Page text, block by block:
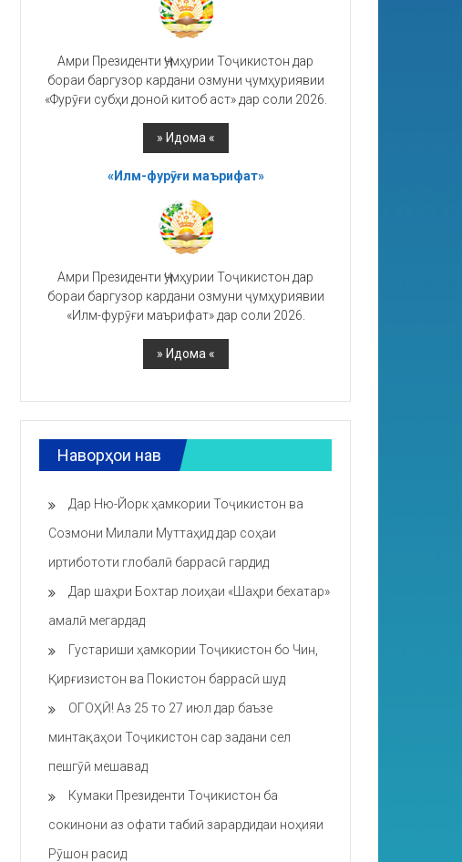
Амри Президенти Ҷумҳурии Тоҷикистон дар
бораи баргузор кардани озмуни ҷумҳуриявии
«Фурӯғи субҳи доноӣ китоб аст» дар соли 2026.
«Илм-фурӯғи маърифат»
Амри Президенти Ҷумҳурии Тоҷикистон дар
бораи баргузор кардани озмуни ҷумҳуриявии
«Илм-фурӯғи маърифат» дар соли 2026.
Наворҳои нав
Дар Ню-Йорк ҳамкории Тоҷикистон ва
Созмони Милали Муттаҳид дар соҳаи
иртибототи глобалӣ баррасӣ гардид
Дар шаҳри Бохтар лоиҳаи «Шаҳри бехатар»
амалӣ мегардад
Густариши ҳамкории Тоҷикистон бо Чин,
Қирғизистон ва Покистон баррасӣ шуд
ОГОҲӢ! Аз 25 то 27 июл дар баъзе
минтақаҳои Тоҷикистон сар задани сел
пешгӯӣ мешавад
Кумаки Президенти Тоҷикистон ба
сокинони аз офати табиӣ зарардидаи ноҳияи
Рӯшон расид